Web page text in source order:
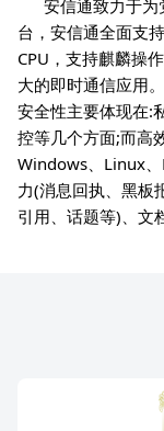
安信通致力于为
台，安信通全面支
CPU，支持麒麟操
大的即时通信应用
安全性主要体现在:
控等几个方面;而高
Windows、Linux
力(消息回执、黑板
引用、话题等)、文